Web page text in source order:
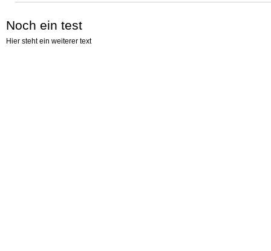
Noch ein test
Hier steht ein weiterer text